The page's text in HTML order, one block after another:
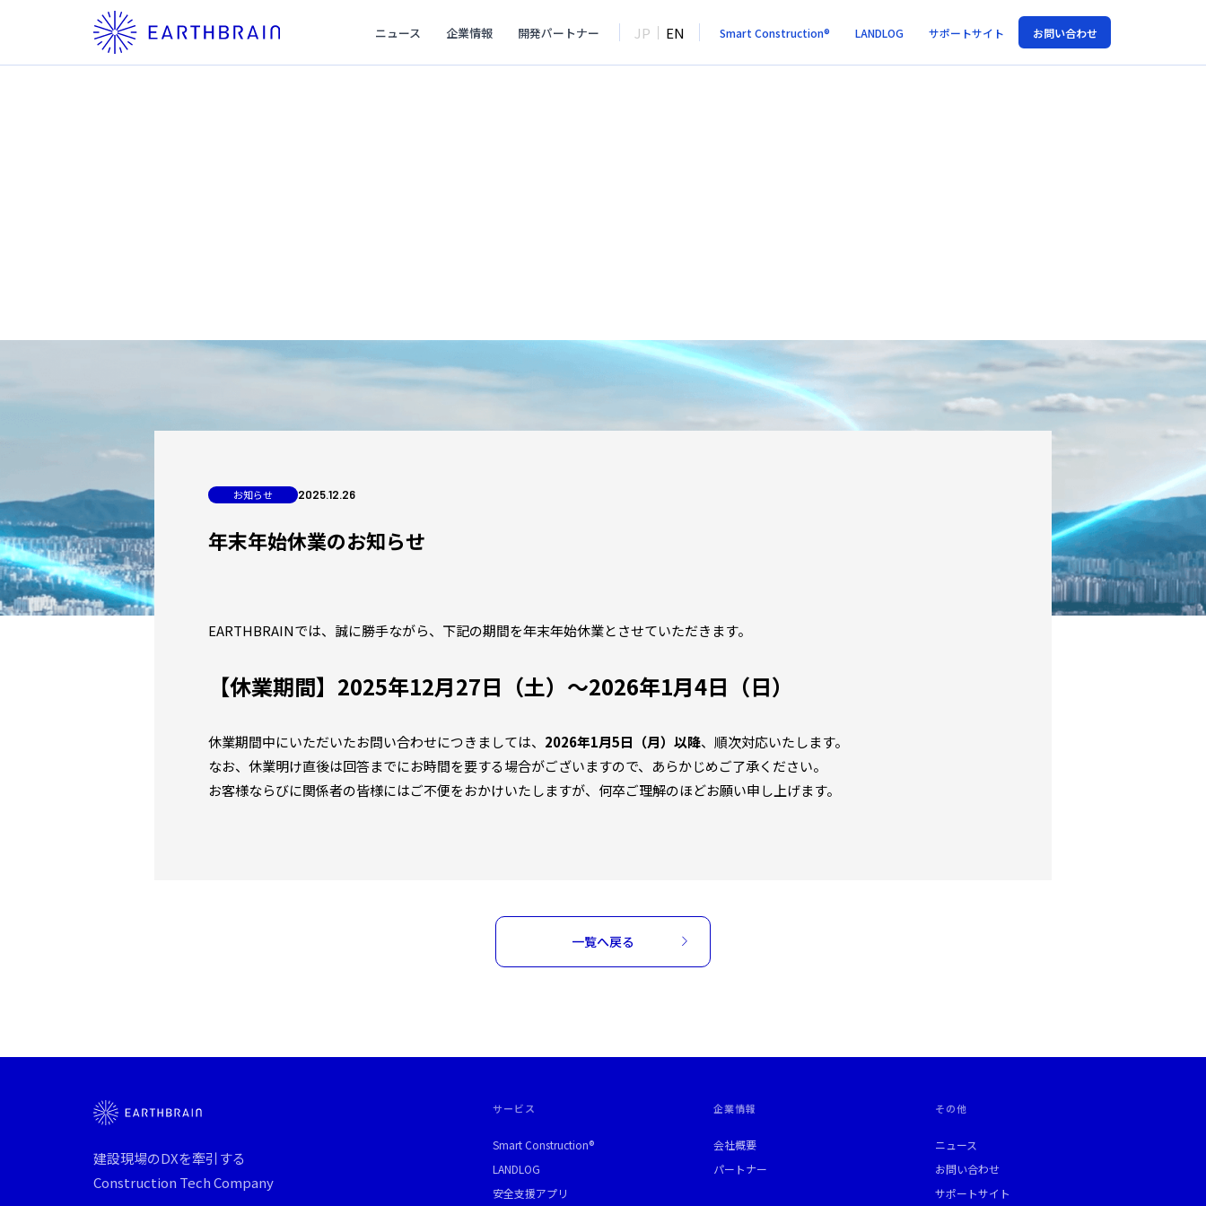
ニュース 企業情報 開発パートナー JP EN Smart Construction® LANDLOG サポートサイト お問い合わせ
お知らせ 2025.12.26
年末年始休業のお知らせ
EARTHBRAINでは、誠に勝手ながら、下記の期間を年末年始休業とさせていただきます。
【休業期間】 2025年12月27日（土）～2026年1月4日（日）
休業期間中にいただいたお問い合わせにつきましては、 2026年1月5日（月）以降、順次対応いたします。
なお、休業明け直後は回答までにお時間を要する場合がございますので、あらかじめご了承ください。
お客様ならびに関係者の皆様にはご不便をおかけいたしますが、何卒ご理解のほどお願い申し上げます。
一覧へ戻る
建設現場のDXを牽引する
Construction Tech Company
サービス
Smart Construction®
LANDLOG
安全支援アプリ
企業情報
会社概要
パートナー
その他
ニュース
お問い合わせ
サポートサイト